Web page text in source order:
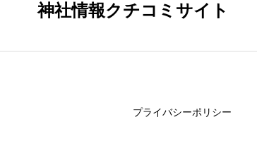
神社情報クチコミサイト
プライバシーポリシー